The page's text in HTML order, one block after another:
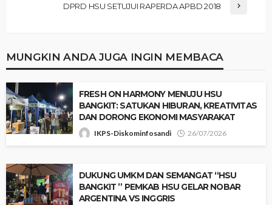
DPRD HSU SETUJUI RAPERDA APBD 2018
MUNGKIN ANDA JUGA INGIN MEMBACA
‎FRESH ON HARMONY MENUJU HSU
BANGKIT: SATUKAN HIBURAN, KREATIVITAS
DAN DORONG EKONOMI MASYARAKAT
IKPS-Diskominfosandi 26/07/2026
‎​DUKUNG UMKM DAN SEMANGAT “HSU
BANGKIT ” PEMKAB HSU GELAR NOBAR
ARGENTINA VS INGGRIS